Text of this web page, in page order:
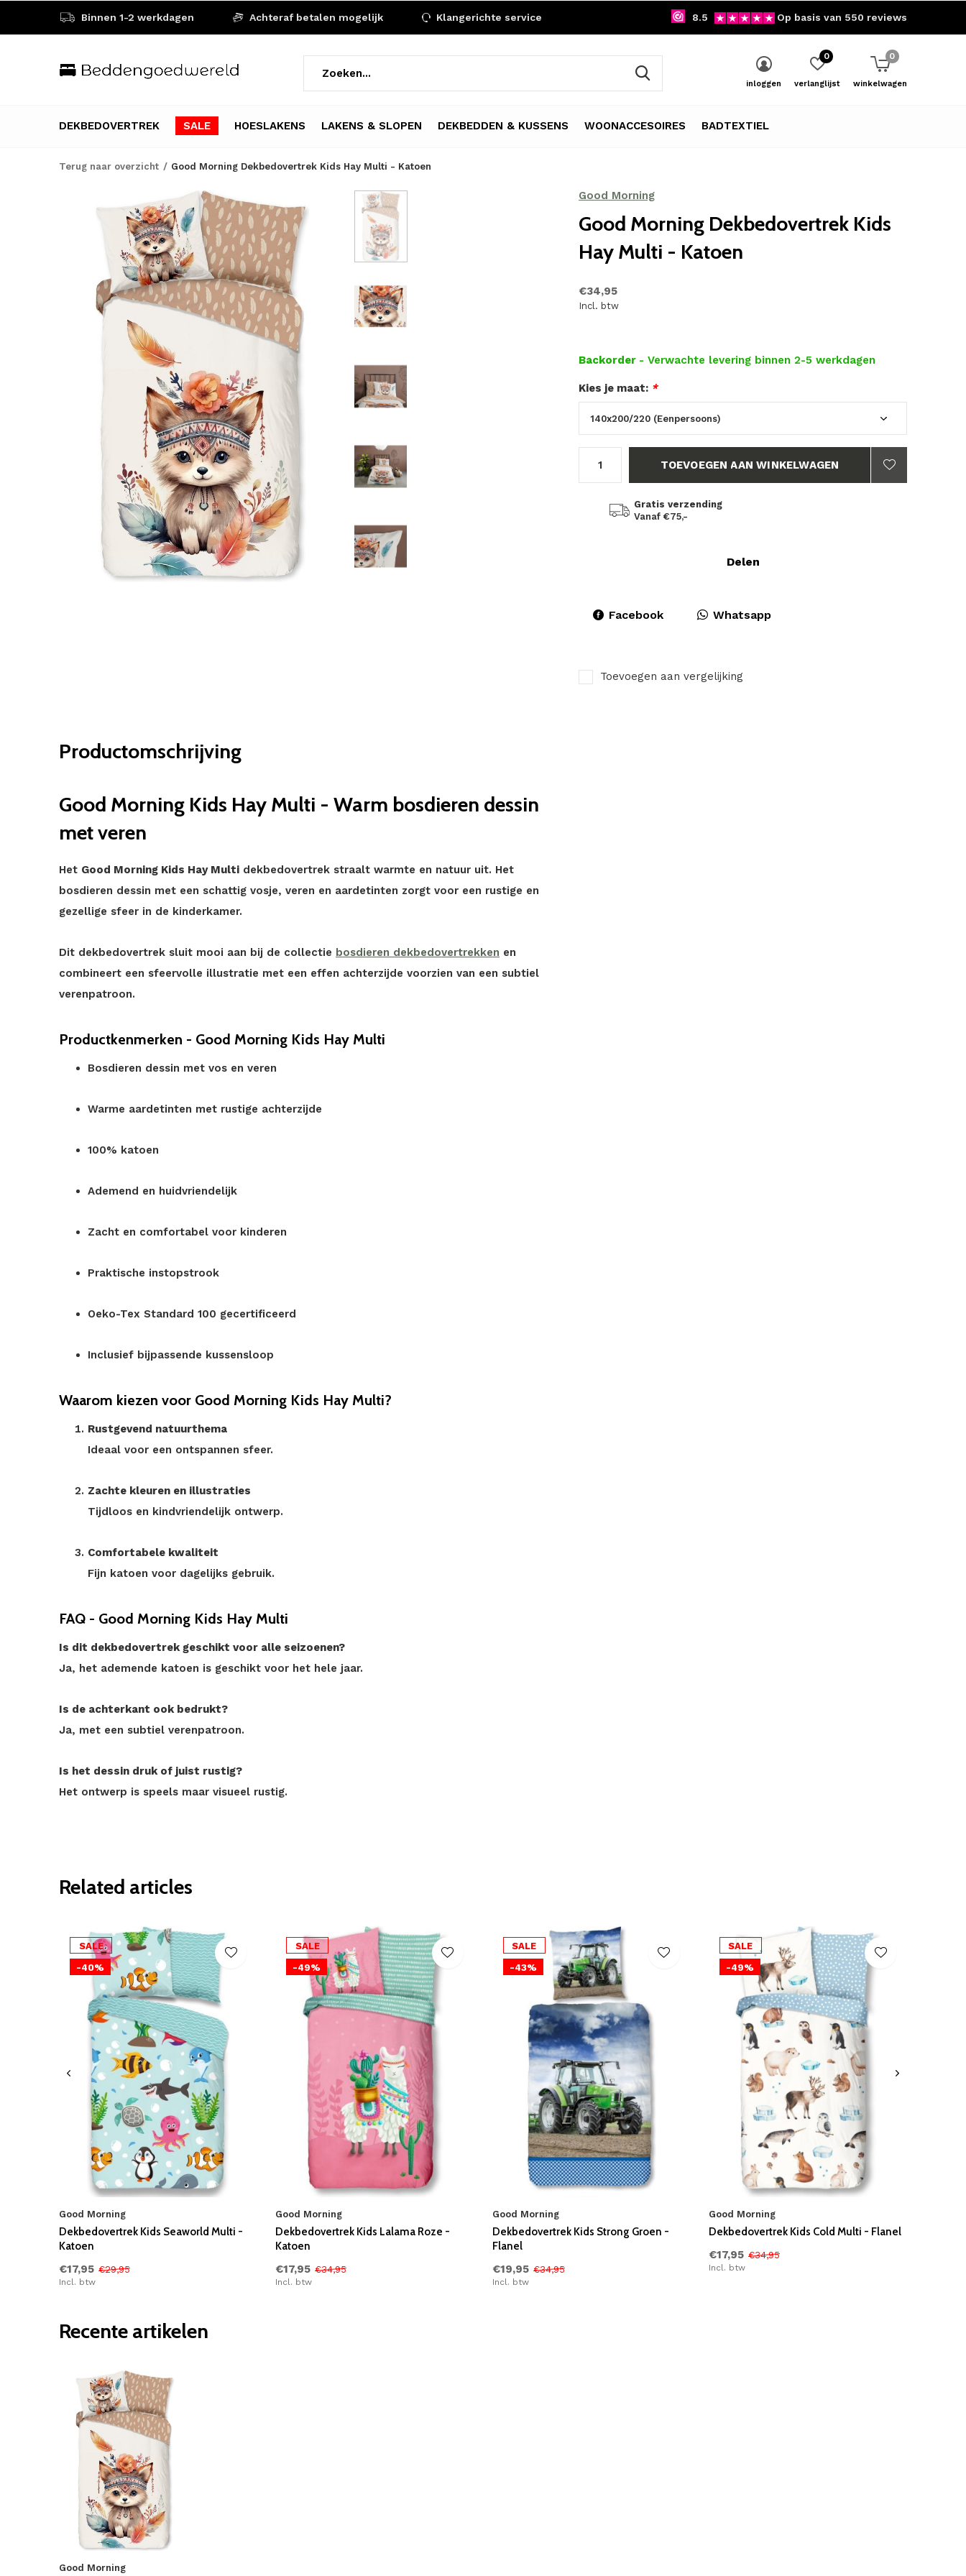
DEKBEDOVERTREK SALE HOESLAKENS LAKENS & SLOPEN DEKBEDDEN & KUSSENS WOONACCESOIRES BADTEXTIEL
inloggen verlanglijst
0
winkelwagen
0
Binnen 1-2 werkdagen Achteraf betalen mogelijk Klangerichte service 8.5 Op basis van 550 reviews
Terug naar overzicht Good Morning Dekbedovertrek Kids Hay Multi - Katoen
Good Morning
Good Morning Dekbedovertrek Kids
Hay Multi - Katoen
€34,95
Incl. btw
Backorder - Verwachte levering binnen 2-5 werkdagen
Kies je maat: *
TOEVOEGEN AAN WINKELWAGEN
Gratis verzending
Vanaf €75,-
Delen
Facebook Whatsapp
Toevoegen aan vergelijking
Productomschrijving
Good Morning Kids Hay Multi - Warm bosdieren dessin
met veren
Het Good Morning Kids Hay Multi dekbedovertrek straalt warmte en natuur uit. Het
bosdieren dessin met een schattig vosje, veren en aardetinten zorgt voor een rustige en
gezellige sfeer in de kinderkamer.
Dit dekbedovertrek sluit mooi aan bij de collectie bosdieren dekbedovertrekken en
combineert een sfeervolle illustratie met een effen achterzijde voorzien van een subtiel
verenpatroon.
Productkenmerken - Good Morning Kids Hay Multi
Bosdieren dessin met vos en veren
Warme aardetinten met rustige achterzijde
100% katoen
Ademend en huidvriendelijk
Zacht en comfortabel voor kinderen
Praktische instopstrook
Oeko-Tex Standard 100 gecertificeerd
Inclusief bijpassende kussensloop
Waarom kiezen voor Good Morning Kids Hay Multi?
Rustgevend natuurthema
Ideaal voor een ontspannen sfeer.
Zachte kleuren en illustraties
Tijdloos en kindvriendelijk ontwerp.
Comfortabele kwaliteit
Fijn katoen voor dagelijks gebruik.
FAQ - Good Morning Kids Hay Multi
Is dit dekbedovertrek geschikt voor alle seizoenen?
Ja, het ademende katoen is geschikt voor het hele jaar.
Is de achterkant ook bedrukt?
Ja, met een subtiel verenpatroon.
Is het dessin druk of juist rustig?
Het ontwerp is speels maar visueel rustig.
Related articles
SALE
-40%
Good Morning
Dekbedovertrek Kids Seaworld Multi -
Katoen
€17,95 €29,95
Incl. btw
SALE
-49%
Good Morning
Dekbedovertrek Kids Lalama Roze -
Katoen
€17,95 €34,95
Incl. btw
SALE
-43%
Good Morning
Dekbedovertrek Kids Strong Groen -
Flanel
€19,95 €34,95
Incl. btw
SALE
-49%
Good Morning
Dekbedovertrek Kids Cold Multi - Flanel
€17,95 €34,95
Incl. btw
Recente artikelen
Good Morning